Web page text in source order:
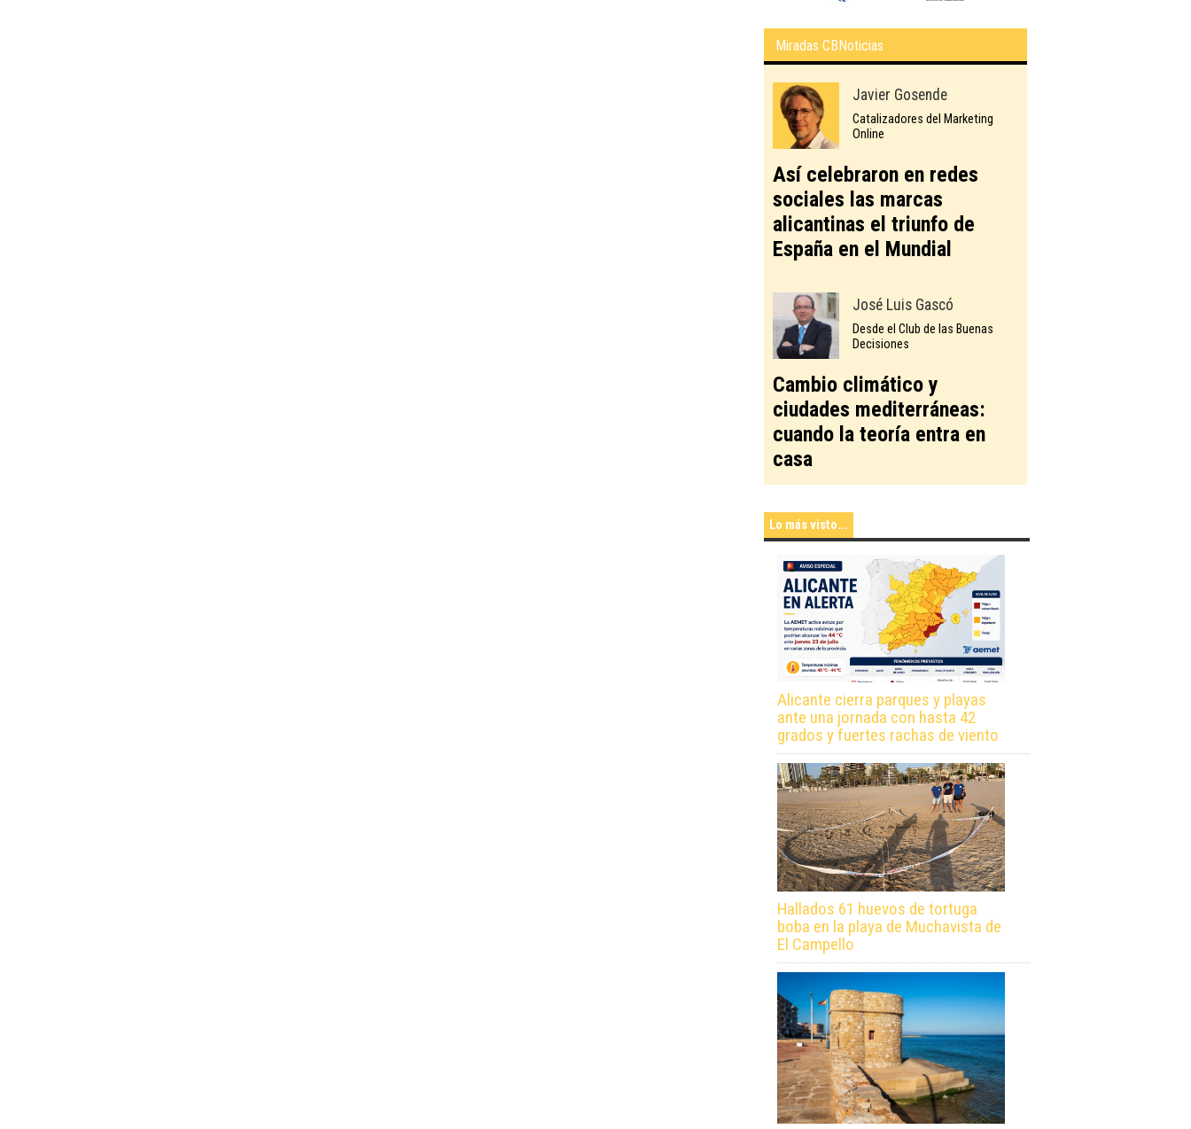
Miradas CBNoticias
Javier Gosende
Catalizadores del Marketing
Online
Así celebraron en redes
sociales las marcas
alicantinas el triunfo de
España en el Mundial
José Luis Gascó
Desde el Club de las Buenas
Decisiones
Cambio climático y
ciudades mediterráneas:
cuando la teoría entra en
casa
Lo más visto...
Alicante cierra parques y playas
ante una jornada con hasta 42
grados y fuertes rachas de viento
Hallados 61 huevos de tortuga
boba en la playa de Muchavista de
El Campello